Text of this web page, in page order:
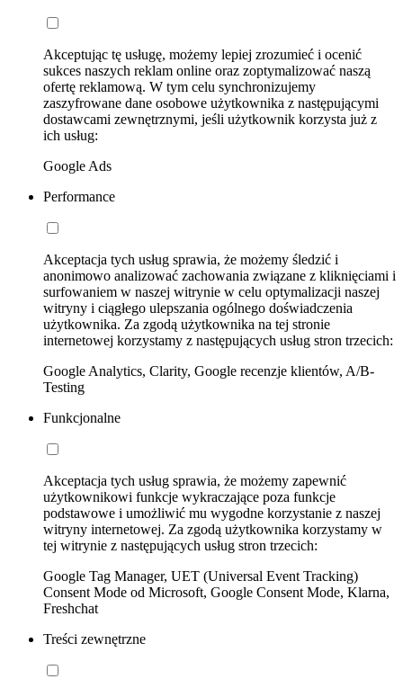
Akceptując tę usługę, możemy lepiej zrozumieć i ocenić
sukces naszych reklam online oraz zoptymalizować naszą
ofertę reklamową. W tym celu synchronizujemy
zaszyfrowane dane osobowe użytkownika z następującymi
dostawcami zewnętrznymi, jeśli użytkownik korzysta już z
ich usług:
Google Ads
Performance
Akceptacja tych usług sprawia, że możemy śledzić i
anonimowo analizować zachowania związane z kliknięciami i
surfowaniem w naszej witrynie w celu optymalizacji naszej
witryny i ciągłego ulepszania ogólnego doświadczenia
użytkownika. Za zgodą użytkownika na tej stronie
internetowej korzystamy z następujących usług stron trzecich:
Google Analytics, Clarity, Google recenzje klientów, A/B-
Testing
Funkcjonalne
Akceptacja tych usług sprawia, że możemy zapewnić
użytkownikowi funkcje wykraczające poza funkcje
podstawowe i umożliwić mu wygodne korzystanie z naszej
witryny internetowej. Za zgodą użytkownika korzystamy w
tej witrynie z następujących usług stron trzecich:
Google Tag Manager, UET (Universal Event Tracking)
Consent Mode od Microsoft, Google Consent Mode, Klarna,
Freshchat
Treści zewnętrzne